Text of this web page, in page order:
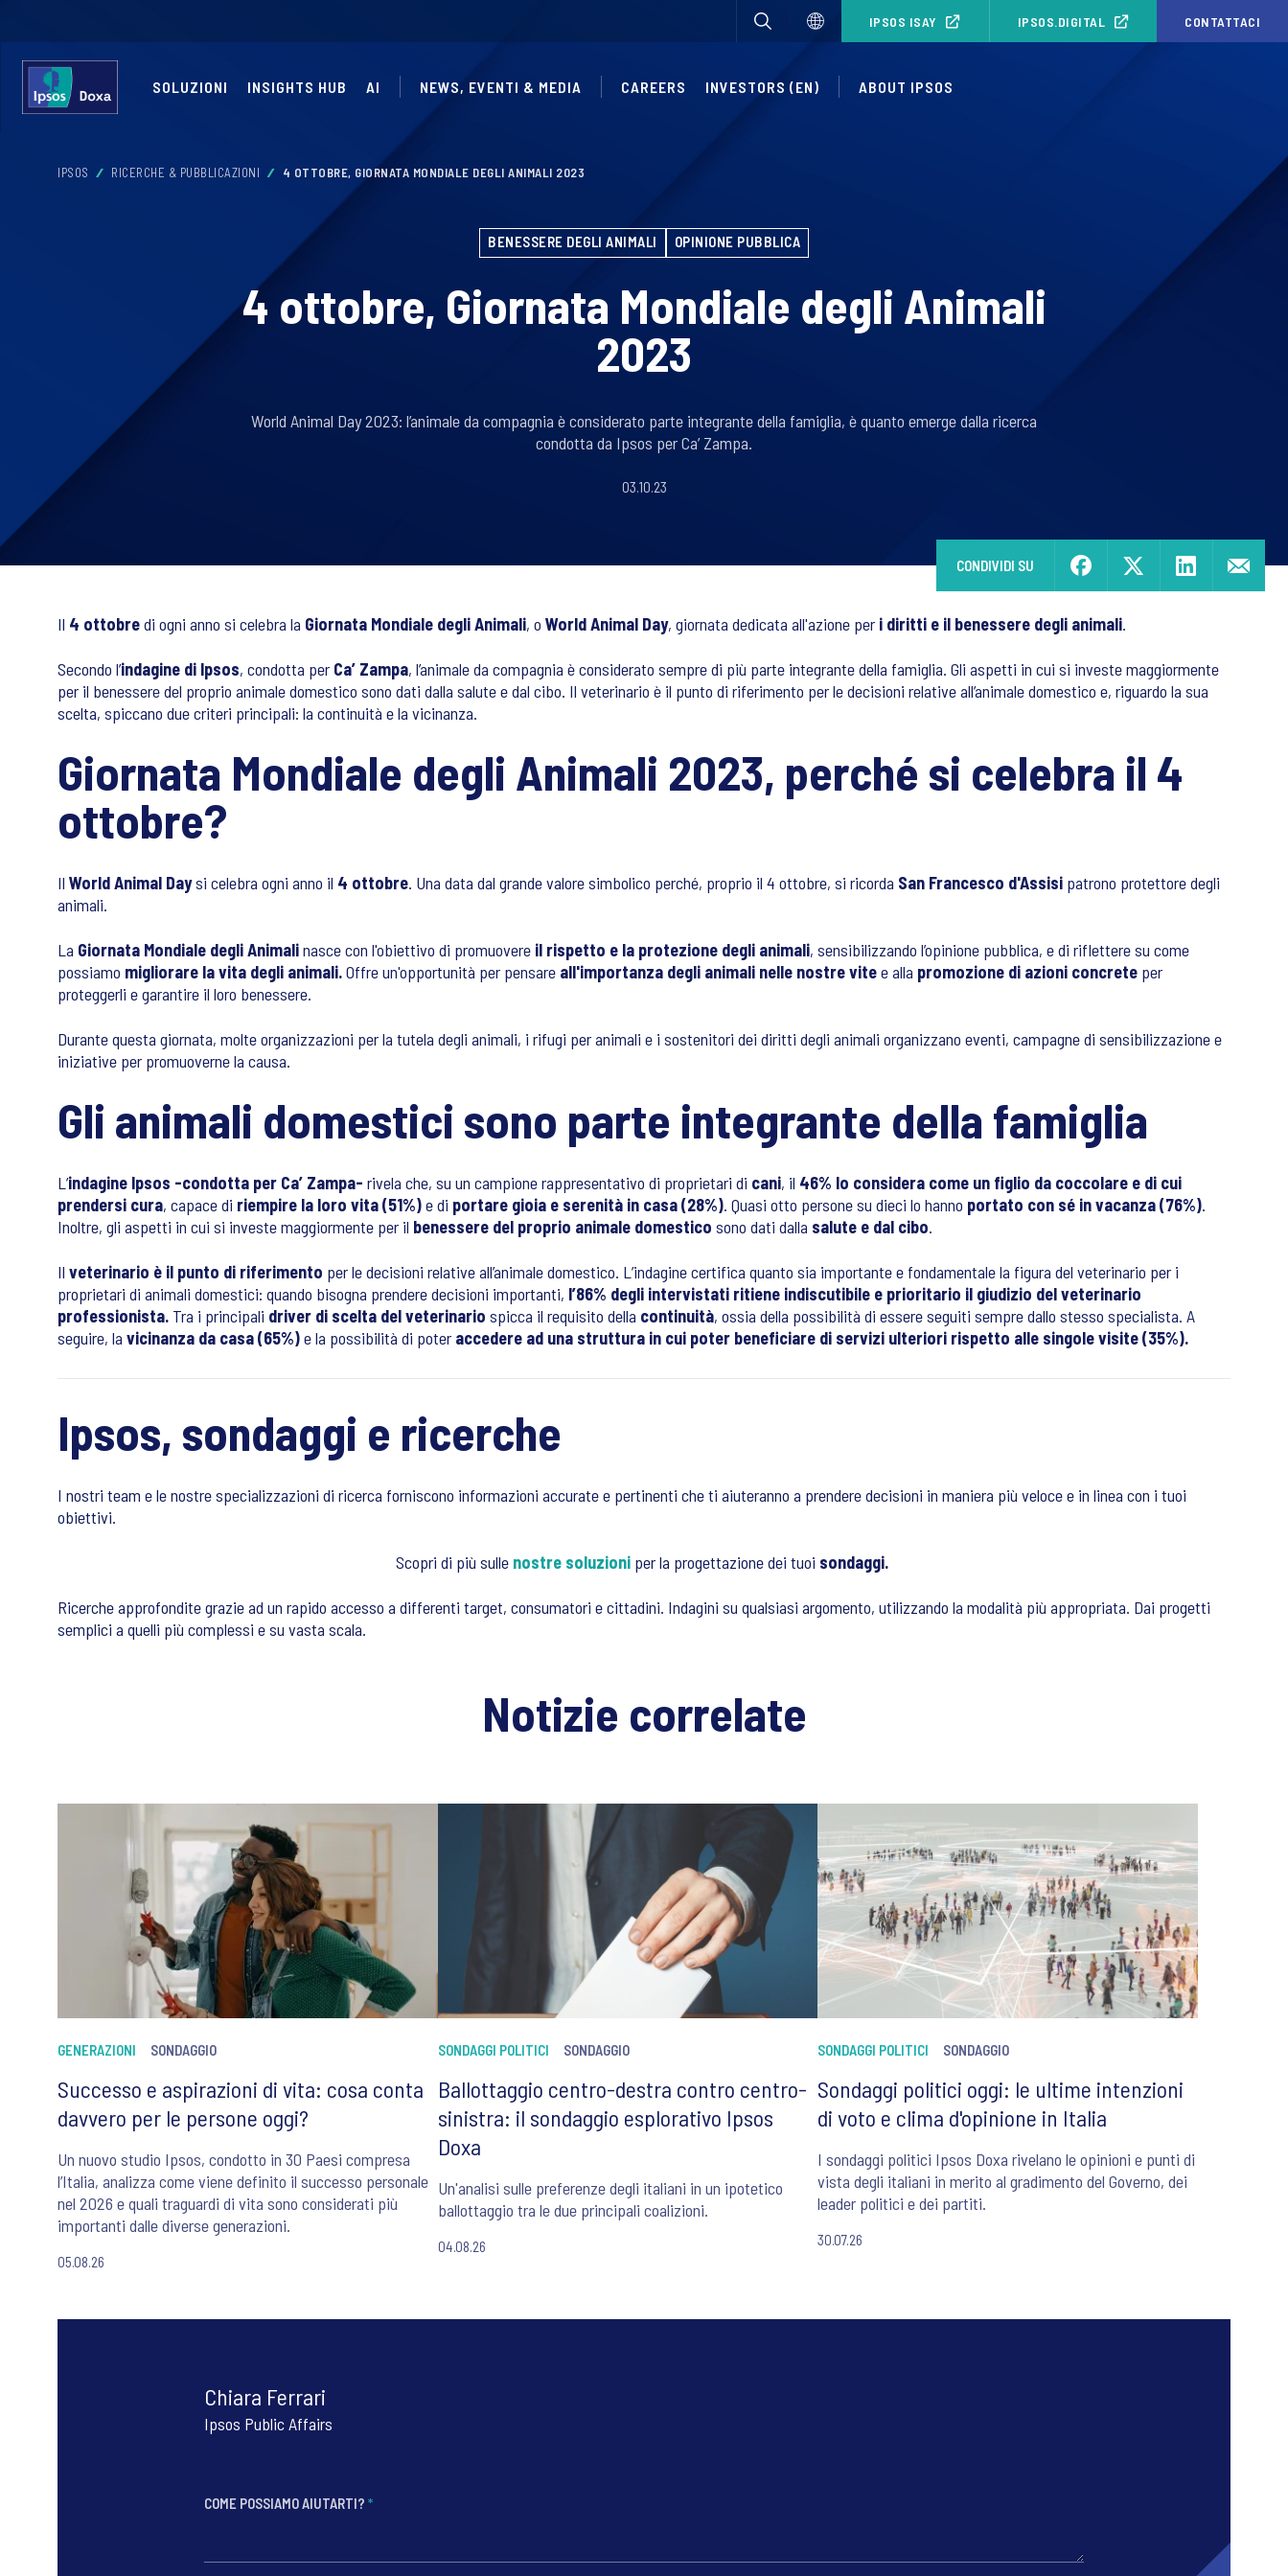
IPSOS ISAY IPSOS.DIGITAL CONTATTACI
SOLUZIONI INSIGHTS HUB AI NEWS, EVENTI & MEDIA CAREERS INVESTORS (EN) ABOUT IPSOS
IPSOS RICERCHE & PUBBLICAZIONI 4 OTTOBRE, GIORNATA MONDIALE DEGLI ANIMALI 2023
BENESSERE DEGLI ANIMALI OPINIONE PUBBLICA
4 ottobre, Giornata Mondiale degli Animali
2023
World Animal Day 2023: l’animale da compagnia è considerato parte integrante della famiglia, è quanto emerge dalla ricerca
condotta da Ipsos per Ca’ Zampa.
03.10.23
CONDIVIDI SU
Il 4 ottobredi ogni anno si celebra la Giornata Mondiale degli Animali, o World Animal Day, giornata dedicata all'azione per i diritti e il benessere degli animali.
Secondo l’indagine di Ipsos, condotta per Ca’ Zampa, l’animale da compagnia è considerato sempre di più parte integrante della famiglia. Gli aspetti in cui si investe maggiormente
per il benessere del proprio animale domestico sono dati dalla salute e dal cibo. Il veterinario è il punto di riferimento per le decisioni relative all’animale domestico e, riguardo la sua
scelta, spiccano due criteri principali: la continuità e la vicinanza.
Giornata Mondiale degli Animali 2023, perché si celebra il 4
ottobre?
Il World Animal Daysi celebra ogni anno il 4 ottobre. Una data dal grande valore simbolico perché, proprio il 4 ottobre, si ricorda San Francesco d'Assisi patrono protettore degli
animali.
La Giornata Mondiale degli Animalinasce con l'obiettivo di promuovere il rispetto e la protezione degli animali, sensibilizzando l’opinione pubblica, e di riflettere su come
possiamo migliorare la vita degli animali.Offre un'opportunità per pensare all'importanza degli animali nelle nostre vitee alla promozione di azioni concrete per
proteggerli e garantire il loro benessere.
Durante questa giornata, molte organizzazioni per la tutela degli animali, i rifugi per animali e i sostenitori dei diritti degli animali organizzano eventi, campagne di sensibilizzazione e
iniziative per promuoverne la causa.
Gli animali domestici sono parte integrante della famiglia
L’indagine Ipsos -condotta per Ca’ Zampa- rivela che, su un campione rappresentativo di proprietari di cani, il 46% lo considera come un figlio da coccolare e di cui
prendersi cura, capace di riempire la loro vita (51%)e di portare gioia e serenità in casa (28%). Quasi otto persone su dieci lo hanno portato con sé in vacanza (76%).
Inoltre, gli aspetti in cui si investe maggiormente per il benessere del proprio animale domestico sono dati dalla salute e dal cibo.
Il veterinario è il punto di riferimento per le decisioni relative all’animale domestico. L’indagine certifica quanto sia importante e fondamentale la figura del veterinario per i
proprietari di animali domestici: quando bisogna prendere decisioni importanti, l’86% degli intervistati ritiene indiscutibile e prioritario il giudizio del veterinario
professionista. Tra i principali driver di scelta del veterinario spicca il requisito della continuità, ossia della possibilità di essere seguiti sempre dallo stesso specialista. A
seguire, la vicinanza da casa (65%)e la possibilità di poter accedere ad una struttura in cui poter beneficiare di servizi ulteriori rispetto alle singole visite (35%).
Ipsos, sondaggi e ricerche
I nostri team e le nostre specializzazioni di ricerca forniscono informazioni accurate e pertinenti che ti aiuteranno a prendere decisioni in maniera più veloce e in linea con i tuoi
obiettivi.
Scopri di più sulle nostre soluzioni per la progettazione dei tuoi sondaggi.
Ricerche approfondite grazie ad un rapido accesso a differenti target, consumatori e cittadini. Indagini su qualsiasi argomento, utilizzando la modalità più appropriata. Dai progetti
semplici a quelli più complessi e su vasta scala.
Notizie correlate
GENERAZIONI SONDAGGIO
Successo e aspirazioni di vita: cosa conta
davvero per le persone oggi?
Un nuovo studio Ipsos, condotto in 30 Paesi compresa
l’Italia, analizza come viene definito il successo personale
nel 2026 e quali traguardi di vita sono considerati più
importanti dalle diverse generazioni.
05.08.26
SONDAGGI POLITICI SONDAGGIO
Ballottaggio centro-destra contro centro-
sinistra: il sondaggio esplorativo Ipsos
Doxa
Un'analisi sulle preferenze degli italiani in un ipotetico
ballottaggio tra le due principali coalizioni.
04.08.26
SONDAGGI POLITICI SONDAGGIO
Sondaggi politici oggi: le ultime intenzioni
di voto e clima d'opinione in Italia
I sondaggi politici Ipsos Doxa rivelano le opinioni e punti di
vista degli italiani in merito al gradimento del Governo, dei
leader politici e dei partiti.
30.07.26
Chiara Ferrari
Ipsos Public Affairs
COME POSSIAMO AIUTARTI? *